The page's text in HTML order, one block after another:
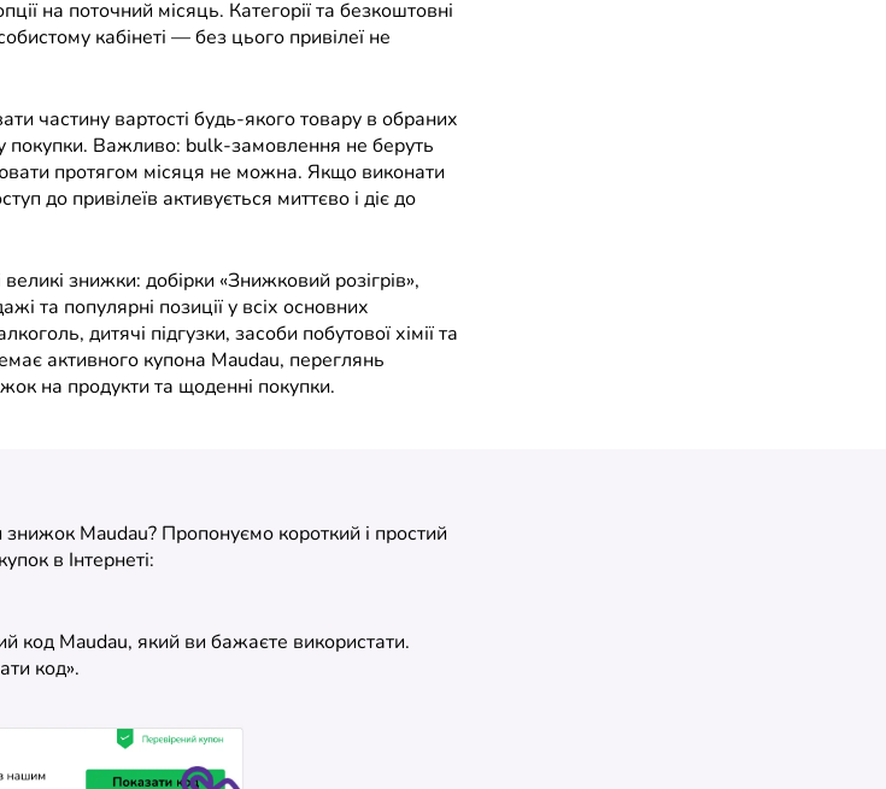
на поточний місяць. Категорії та безкоштовні
кабінеті — без цього привілеї не
частину вартості будь-якого товару в обраних
покупки. Важливо: bulk-замовлення не беруть
протягом місяця не можна. Якщо виконати
до привілеїв активується миттєво і діє до
знижки: добірки «Знижковий розігрів»,
та популярні позиції у всіх основних
дитячі підгузки, засоби побутової хімії та
активного купона Maudau, переглянь
на продукти та щоденні покупки.
Maudau? Пропонуємо короткий і простий
в Інтернеті:
код Maudau, який ви бажаєте використати.
код».